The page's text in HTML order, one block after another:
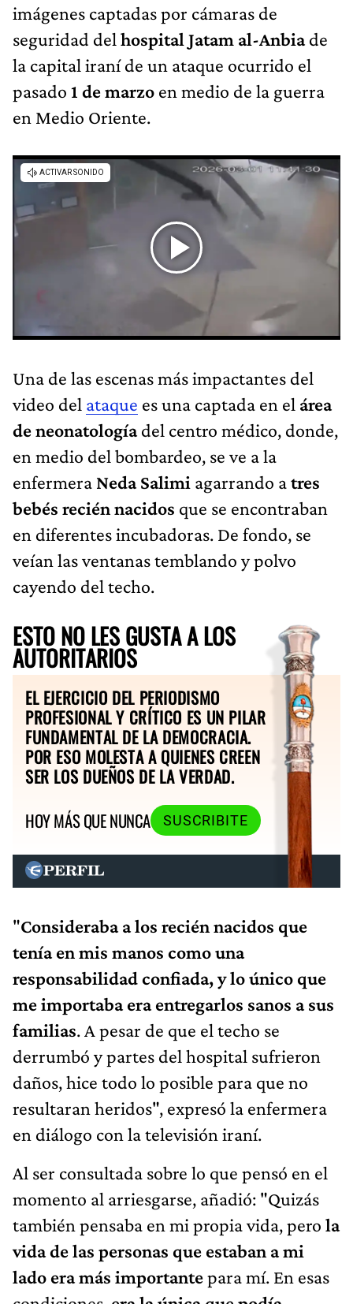
imágenes captadas por cámaras de
seguridad del hospital Jatam al-Anbiade
la capital iraní de un ataque ocurrido el
pasado 1 de marzo en medio de la guerra
en Medio Oriente.
Una de las escenas más impactantes del
video del ataque es una captada en el área
de neonatologíadel centro médico, donde,
en medio del bombardeo, se ve a la
enfermera Neda Salimi agarrando atres
bebés recién nacidos que se encontraban
en diferentes incubadoras. De fondo, se
veían las ventanas temblando y polvo
cayendo del techo.
ESTO NO LES GUSTA A LOS
AUTORITARIOS
EL EJERCICIO DEL PERIODISMO
PROFESIONAL Y CRÍTICO ES UN PILAR
FUNDAMENTAL DE LA DEMOCRACIA.
POR ESO MOLESTA A QUIENES CREEN
SER LOS DUEÑOS DE LA VERDAD.
HOY MÁS QUE NUNCA
SUSCRIBITE
"Consideraba a los recién nacidos que
tenía en mis manos como una
responsabilidad confiada, y lo único que
me importaba era entregarlos sanos a sus
familias. A pesar de que el techo se
derrumbó y partes del hospital sufrieron
daños, hice todo lo posible para que no
resultaran heridos", expresó la enfermera
en diálogo con la televisión iraní.
Al ser consultada sobre lo que pensó en el
momento al arriesgarse, añadió: "Quizás
también pensaba en mi propia vida, pero la
vida de las personas que estaban a mi
lado era más importantepara mí. En esas